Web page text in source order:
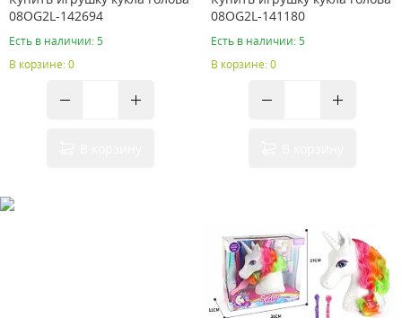
08OG2L-142694
Есть в наличии: 5
В корзине: 0
08OG2L-141180
Есть в наличии: 5
В корзине: 0